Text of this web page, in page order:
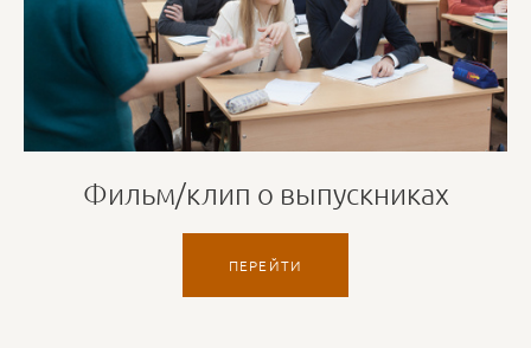
Фильм/клип о выпускниках
ПЕРЕЙТИ